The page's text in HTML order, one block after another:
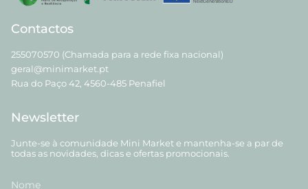
Contactos
255070570 (Chamada para a rede fixa nacional)
geral@minimarket.pt
Rua do Paço 42, 4560-485 Penafiel
Newsletter
Junte-se à comunidade Mini Market e mantenha-se a par de
todas as novidades, dicas e ofertas promocionais.